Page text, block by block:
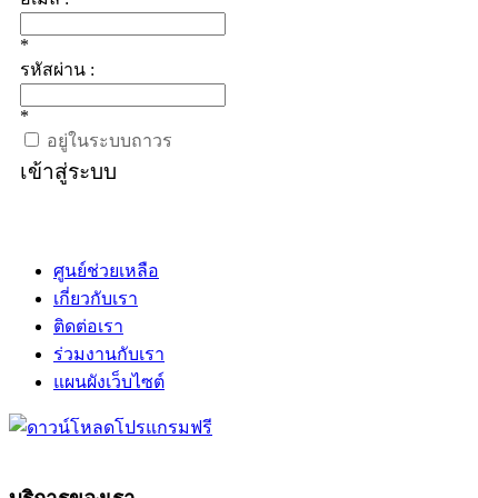
*
รหัสผ่าน :
*
อยู่ในระบบถาวร
เข้าสู่ระบบ
ศูนย์ช่วยเหลือ
เกี่ยวกับเรา
ติดต่อเรา
ร่วมงานกับเรา
แผนผังเว็บไซต์